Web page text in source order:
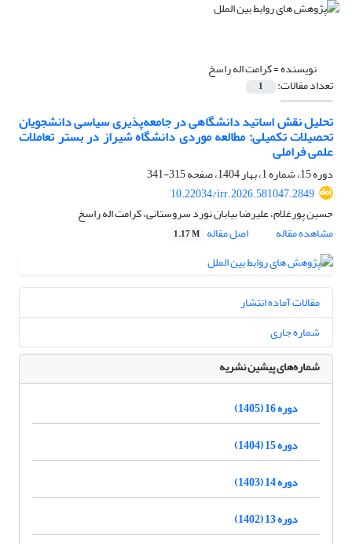
نویسنده =کرامت اله راسخ
تعداد مقالات: 1
تحلیل نقش اساتید دانشگاهی در جامعه‌پذیری سیاسی دانشجویان
تحصیلات تکمیلی: مطالعه موردی دانشگاه شیراز در بستر تعاملات
علمی فراملی
دوره 15، شماره 1، بهار 1404، صفحه
315-341
10.22034/irr.2026.581047.2849
حسین پورغلام، علیرضا بیابان نورد سروستانی، کرامت اله راسخ
مشاهده مقاله
اصل مقاله 1.17 M
مقالات آماده انتشار
شماره جاری
شماره‌های پیشین نشریه
دوره 16 (1405)
دوره 15 (1404)
دوره 14 (1403)
دوره 13 (1402)